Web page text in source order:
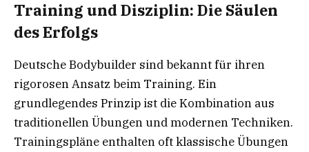
Training und Disziplin: Die Säulen
des Erfolgs
Deutsche Bodybuilder sind bekannt für ihren
rigorosen Ansatz beim Training. Ein
grundlegendes Prinzip ist die Kombination aus
traditionellen Übungen und modernen Techniken.
Trainingspläne enthalten oft klassische Übungen